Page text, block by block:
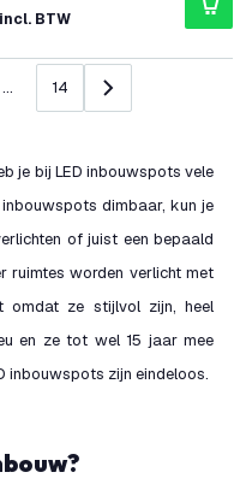
incl. BTW
... 14 Volgende
je bij LED inbouwspots vele
dimbaar, kun je
of juist een bepaald
ruimtes worden verlicht met
omdat ze stijlvol zijn, heel
en ze tot wel 15 jaar mee
inbouwspots zijn eindeloos.